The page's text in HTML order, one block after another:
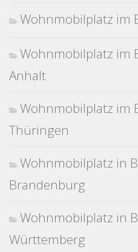
Wohnmobilplatz im
Wohnmobilplatz im
Anhalt
Wohnmobilplatz im
Thüringen
Wohnmobilplatz in
Brandenburg
Wohnmobilplatz in
Württemberg